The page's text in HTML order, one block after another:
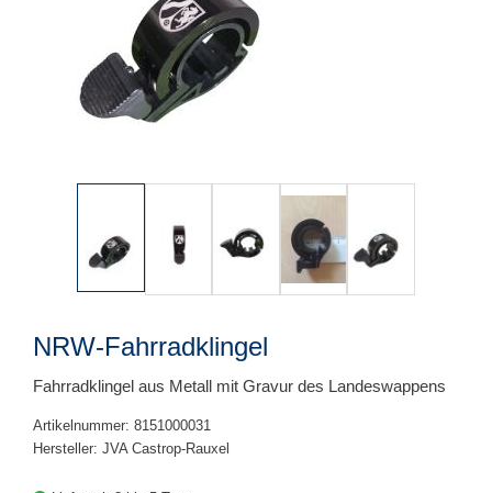
NRW-Fahrradklingel
Fahrradklingel aus Metall mit Gravur des Landeswappens
Artikelnummer: 8151000031
Hersteller: JVA Castrop-Rauxel